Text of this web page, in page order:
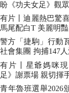
盼《功夫女足》觀
有片丨迪麗熱巴驚
馬尾配白T 美麗明豔
警方「捷駒」行動
社會集團 拘捕147
錢
有片丨星爺媽咪
足》謝票場 親切揮
青年魯班選舉2026